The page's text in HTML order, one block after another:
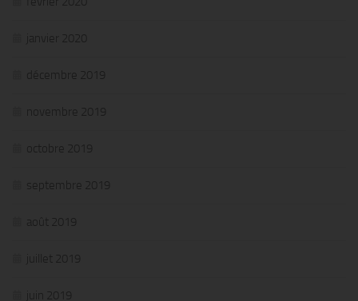
janvier 2020
décembre 2019
novembre 2019
octobre 2019
septembre 2019
août 2019
juillet 2019
juin 2019